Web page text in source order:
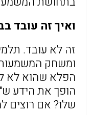
ואיך זה עובד
זה לא עובד.
ומשחק
הפלא שהוא לא
הופך את הידע
שלו? אם רוצים